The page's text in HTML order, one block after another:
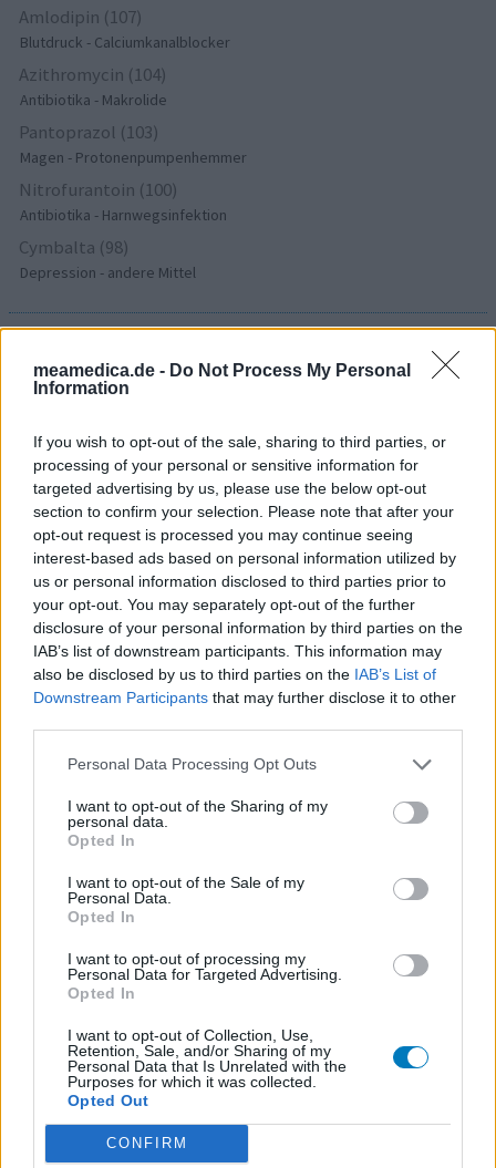
meamedica.de - Do Not Process My Personal
Information
If you wish to opt-out of the sale, sharing to third parties, or
processing of your personal or sensitive information for
targeted advertising by us, please use the below opt-out
section to confirm your selection. Please note that after your
opt-out request is processed you may continue seeing
interest-based ads based on personal information utilized by
us or personal information disclosed to third parties prior to
your opt-out. You may separately opt-out of the further
disclosure of your personal information by third parties on the
IAB’s list of downstream participants. This information may
also be disclosed by us to third parties on the IAB’s List of
Downstream Participants that may further disclose it to other
Personal Data Processing Opt Outs
I want to opt-out of the Sharing of my
personal data.
Opted In
I want to opt-out of the Sale of my
Personal Data.
Opted In
I want to opt-out of processing my
Personal Data for Targeted Advertising.
Opted In
I want to opt-out of Collection, Use,
Retention, Sale, and/or Sharing of my
Personal Data that Is Unrelated with the
Purposes for which it was collected.
Opted Out
CONFIRM
Amlodipin (107)
Blutdruck - Calciumkanalblocker
Azithromycin (104)
Antibiotika - Makrolide
Pantoprazol (103)
Magen - Protonenpumpenhemmer
Nitrofurantoin (100)
Antibiotika - Harnwegsinfektion
Cymbalta (98)
Depression - andere Mittel
nutzergenerierter Inhalt. Diese werden vor der Veröffentlichung
gelesen und teilweise überarbeitet, um unseren Standards (für
setzen von unseren Benutzern keine nachgewiesenen
medizinischen Kenntnisse voraus um ihre Meinungen
auszutauschen. Auf diese Weise geben die beschriebenen
Meinungen und Erfahrungen nur die Ansichten der jeweiligen
Autoren wieder und nicht jene des Eigentümers dieser Website.
Bitte beachten Sie, dass eine Erfahrung von Person zu Person
unterschiedlich sein kann und dass Sie sich immer an Ihren Arzt
oder Apotheker wenden sollten, um medizinischen Rat zu
Medikamenten zu erhalten.